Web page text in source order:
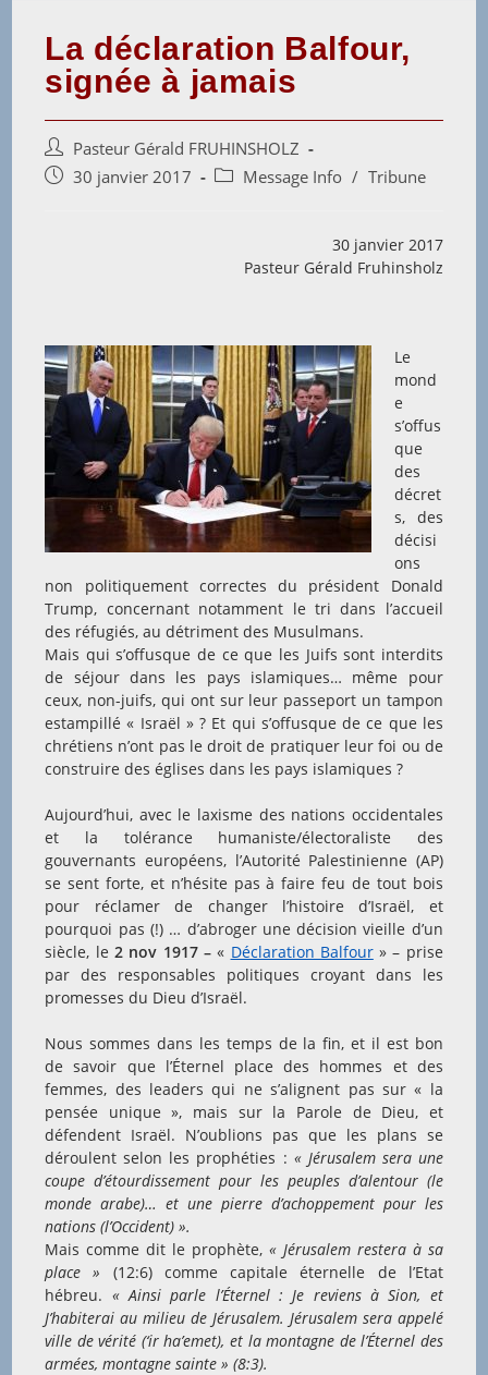
La déclaration Balfour,
signée à jamais
Auteur/autrice
de
Pasteur Gérald FRUHINSHOLZ
Post30 janvier 2017
PostMessage Info / Tribune
30 janvier 2017
Pasteur Gérald Fruhinsholz
Le
mond
e
s’offus
que
des
décret
s, des
décisi
ons
non politiquement correctes du président Donald
Trump, concernant notamment le tri dans l’accueil
des réfugiés, au détriment des Musulmans.
Mais qui s’offusque de ce que les Juifs sont interdits
de séjour dans les pays islamiques… même pour
ceux, non-juifs, qui ont sur leur passeport un tampon
estampillé « Israël » ? Et qui s’offusque de ce que les
chrétiens n’ont pas le droit de pratiquer leur foi ou de
construire des églises dans les pays islamiques ?
Aujourd’hui, avec le laxisme des nations occidentales
et la tolérance humaniste/électoraliste des
gouvernants européens, l’Autorité Palestinienne (AP)
se sent forte, et n’hésite pas à faire feu de tout bois
pour réclamer de changer l’histoire d’Israël, et
pourquoi pas (!) … d’abroger une décision vieille d’un
siècle, le 2 nov 1917 – « Déclaration Balfour» – prise
par des responsables politiques croyant dans les
promesses du Dieu d’Israël.
Nous sommes dans les temps de la fin, et il est bon
de savoir que l’Éternel place des hommes et des
femmes, des leaders qui ne s’alignent pas sur « la
pensée unique », mais sur la Parole de Dieu, et
défendent Israël. N’oublions pas que les plans se
déroulent selon les prophéties : « Jérusalem sera une
coupe d’étourdissement pour les peuples d’alentour (le
monde arabe)… et une pierre d’achoppement pour les
nations (l’Occident) ».
Mais comme dit le prophète, « Jérusalem restera à sa
place » (12:6) comme capitale éternelle de l’Etat
hébreu. « Ainsi parle l’Éternel : Je reviens à Sion, et
J’habiterai au milieu de Jérusalem. Jérusalem sera appelé
ville de vérité (‘ir ha’emet), et la montagne de l’Éternel des
armées, montagne sainte » (8:3).